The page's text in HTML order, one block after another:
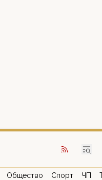
Общество Спорт ЧП